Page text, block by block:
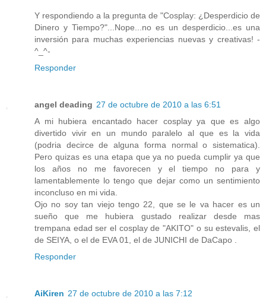
Y respondiendo a la pregunta de "Cosplay: ¿Desperdicio de
Dinero y Tiempo?"...Nope...no es un desperdicio...es una
inversión para muchas experiencias nuevas y creativas! -
^_^-
Responder
angel deading 27 de octubre de 2010 a las 6:51
A mi hubiera encantado hacer cosplay ya que es algo
divertido vivir en un mundo paralelo al que es la vida
(podria decirce de alguna forma normal o sistematica).
Pero quizas es una etapa que ya no pueda cumplir ya que
los años no me favorecen y el tiempo no para y
lamentablemente lo tengo que dejar como un sentimiento
inconcluso en mi vida.
Ojo no soy tan viejo tengo 22, que se le va hacer es un
sueño que me hubiera gustado realizar desde mas
trempana edad ser el cosplay de "AKITO" o su estevalis, el
de SEIYA, o el de EVA 01, el de JUNICHI de DaCapo .
Responder
AiKiren 27 de octubre de 2010 a las 7:12